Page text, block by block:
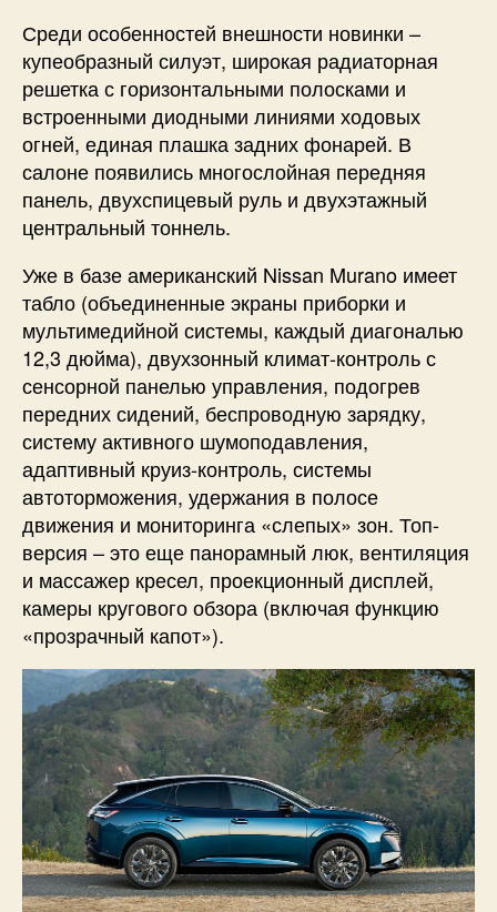
Среди особенностей внешности новинки –
купеобразный силуэт, широкая радиаторная
решетка с горизонтальными полосками и
встроенными диодными линиями ходовых
огней, единая плашка задних фонарей. В
салоне появились многослойная передняя
панель, двухспицевый руль и двухэтажный
центральный тоннель.
Уже в базе американский Nissan Murano имеет
табло (объединенные экраны приборки и
мультимедийной системы, каждый диагональю
12,3 дюйма), двухзонный климат-контроль с
сенсорной панелью управления, подогрев
передних сидений, беспроводную зарядку,
систему активного шумоподавления,
адаптивный круиз-контроль, системы
автоторможения, удержания в полосе
движения и мониторинга «слепых» зон. Топ-
версия – это еще панорамный люк, вентиляция
и массажер кресел, проекционный дисплей,
камеры кругового обзора (включая функцию
«прозрачный капот»).